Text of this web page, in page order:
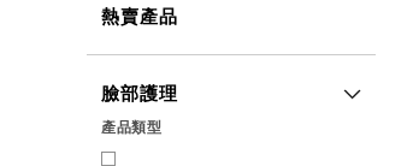
熱賣產品
臉部護理
產品類型